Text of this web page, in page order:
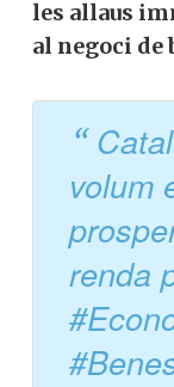
les allaus
al negoci
volum
renda